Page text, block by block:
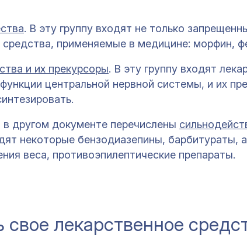
. В эту группу входят не только
средства, применяемые в медицине: морфин,
и их прекурсоры. В эту группу входят
центральной нервной системы, и их
другом документе перечислены
некоторые бензодиазепины, барбитураты,
веса, противоэпилептические препараты.
свое лекарственное